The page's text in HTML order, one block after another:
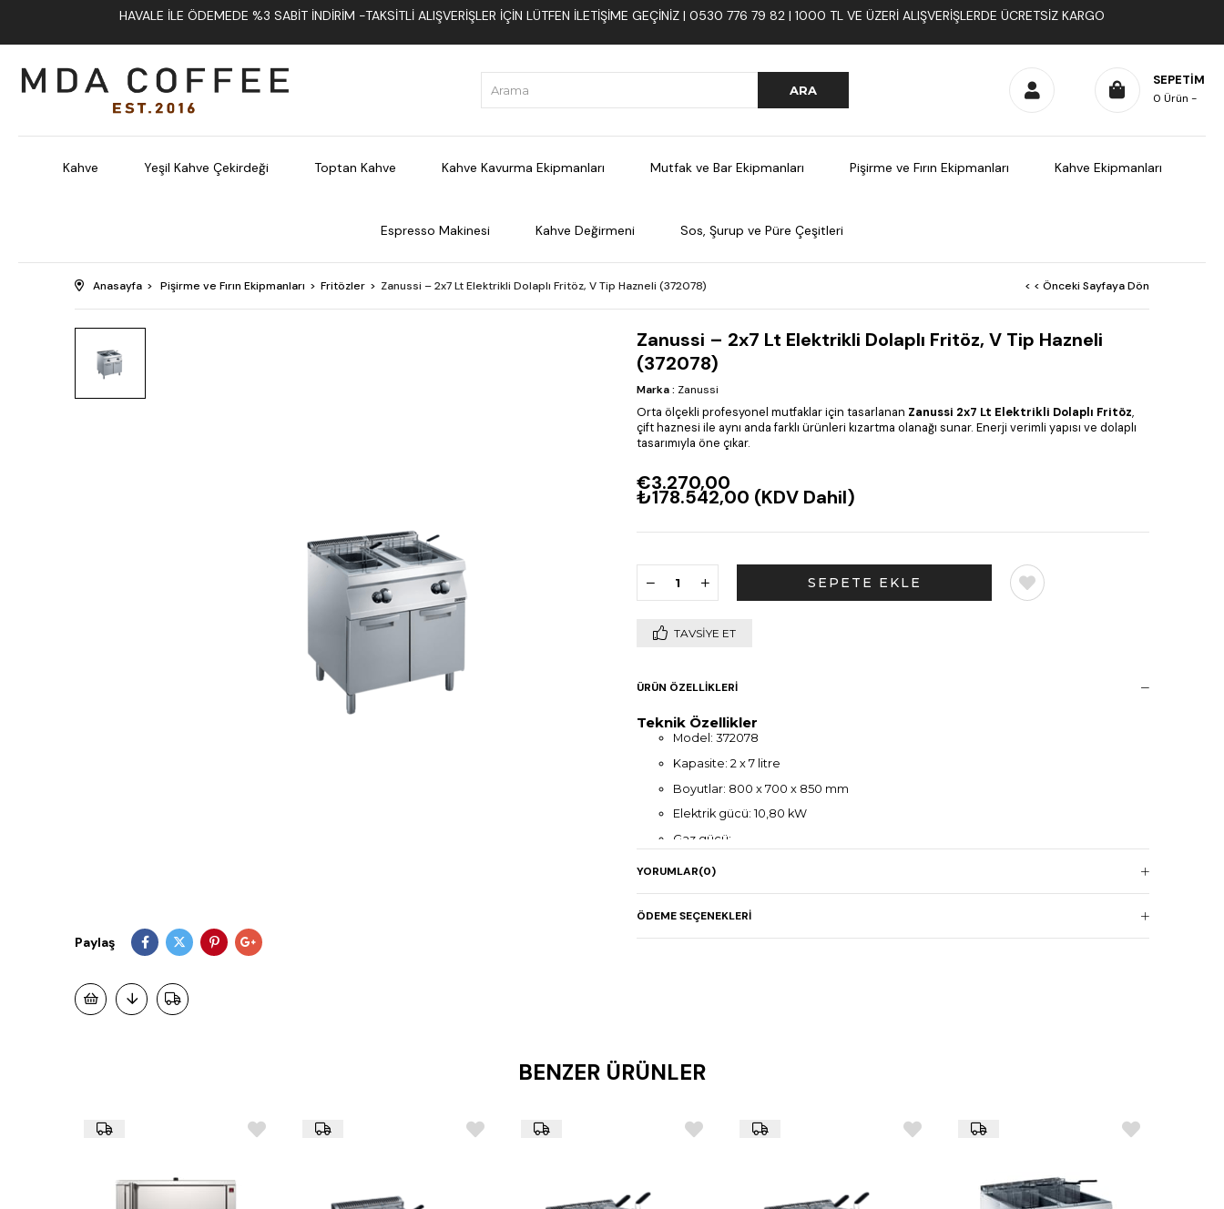
HAVALE İLE ÖDEMEDE %3 SABIT İNDIRIM -TAKSITLI ALIŞVERIŞLER İÇIN LÜTFEN ILETIŞIME GEÇINIZ | 0530 776 79 82 | 1000 TL VE ÜZERI ALIŞVERIŞLERDE ÜCRETSIZ KARGO
SEPETIM
0 Ürün
Kahve Yeşil Kahve Çekirdeği Toptan Kahve Kahve Kavurma Ekipmanları Mutfak ve Bar Ekipmanları Pişirme ve Fırın Ekipmanları Kahve Ekipmanları
Espresso Makinesi Kahve Değirmeni Sos, Şurup ve Püre Çeşitleri
Anasayfa Pişirme ve Fırın Ekipmanları Fritözler Zanussi – 2x7 Lt Elektrikli Dolaplı Fritöz, V Tip Hazneli (372078) < < Önceki Sayfaya Dön
Paylaş
Zanussi – 2x7 Lt Elektrikli Dolaplı Fritöz, V Tip Hazneli
(372078)
Marka: Zanussi
Orta ölçekli profesyonel mutfaklar için tasarlanan Zanussi 2x7 Lt Elektrikli Dolaplı Fritöz,
çift haznesi ile aynı anda farklı ürünleri kızartma olanağı sunar. Enerji verimli yapısı ve dolaplı
tasarımıyla öne çıkar.
€3.270,00
₺178.542,00 (KDV Dahil)
TAVSIYE ET
ÜRÜN ÖZELLIKLERI
Teknik Özellikler
Model: 372078
Kapasite: 2 x 7 litre
Boyutlar: 800 x 700 x 850 mm
Elektrik gücü: 10,80 kW
Gaz gücü: -
Ağırlık: 69 kg
V tip hazne
Dolaplı gövde
YORUMLAR(0)
ÖDEME SEÇENEKLERI
BENZER ÜRÜNLER